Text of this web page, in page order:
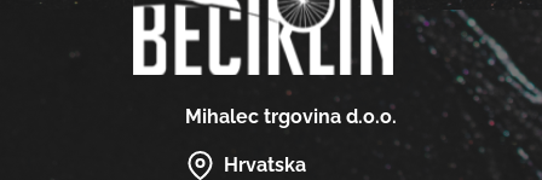
Mihalec trgovina d.o.o.
Hrvatska